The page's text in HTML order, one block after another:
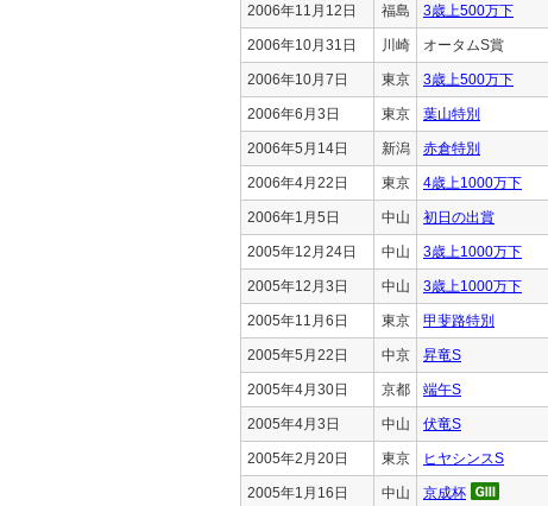
2006年11月12日 福島 3歳上500万下
2006年10月31日 川崎 オータムS賞
2006年10月7日 東京 3歳上500万下
2006年6月3日 東京 葉山特別
2006年5月14日 新潟 赤倉特別
2006年4月22日 東京 4歳上1000万下
2006年1月5日 中山 初日の出賞
2005年12月24日 中山 3歳上1000万下
2005年12月3日 中山 3歳上1000万下
2005年11月6日 東京 甲斐路特別
2005年5月22日 中京 昇竜S
2005年4月30日 京都 端午S
2005年4月3日 中山 伏竜S
2005年2月20日 東京 ヒヤシンスS
2005年1月16日 中山 京成杯